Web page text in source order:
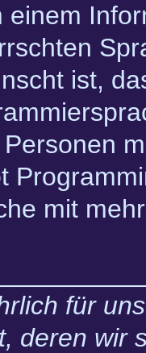
einem
ist,
mit
für
deren wir